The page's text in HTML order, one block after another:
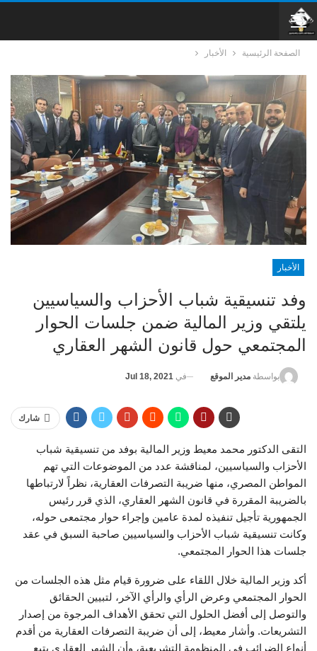
الصفحة الرئيسية الأخبار
الأخبار
وفد تنسيقية شباب الأحزاب والسياسيين
يلتقي وزير المالية ضمن جلسات الحوار
المجتمعي حول قانون الشهر العقاري
بواسطة مدير الموقع في Jul 18, 2021
شارك
التقى الدكتور محمد معيط وزير المالية بوفد من تنسيقية شباب
الأحزاب والسياسيين، لمناقشة عدد من الموضوعات التي تهم
المواطن المصري، منها ضريبة التصرفات العقارية، نظراً لارتباطها
بالضريبة المقررة في قانون الشهر العقاري، الذي قرر رئيس
الجمهورية تأجيل تنفيذه لمدة عامين وإجراء حوار مجتمعى حوله،
وكانت تنسيقية شباب الأحزاب والسياسيين صاحبة السبق في عقد
جلسات هذا الحوار المجتمعي.
أكد وزير المالية خلال اللقاء على ضرورة قيام مثل هذه الجلسات من
الحوار المجتمعي وعرض الرأي والرأي الآخر، لتبيين الحقائق
والتوصل إلى أفضل الحلول التي تحقق الأهداف المرجوة من إصدار
التشريعات. وأشار معيط، إلى أن ضريبة التصرفات العقارية من أقدم
أنواع الضرائب في المنظومة التشريعية، وأن الشهر العقاري يتبع